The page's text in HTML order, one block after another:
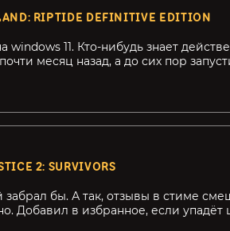
RIPTIDE DEFINITIVE EDITION
windows 11. Кто-нибудь знает
месяц назад, а до сих пор
2: SURVIVORS
забрал бы. А так, отзывы в стиме
Добавил в избранное, если упадёт